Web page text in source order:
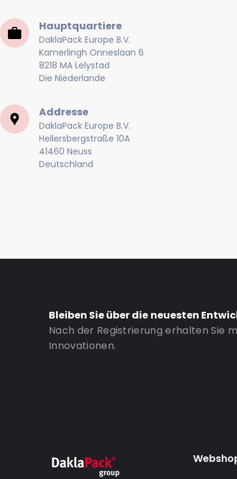
Hauptquartiere
DaklaPack Europe B.V.
Kamerlingh Onneslaan 6
8218 MA Lelystad
Die Niederlande
Addresse
DaklaPack Europe B.V.
Hellersbergstraße 10A
41460 Neuss
Deutschland
Bleiben Sie über die neuesten
Nach der Registrierung erhalten Sie
Innovationen.